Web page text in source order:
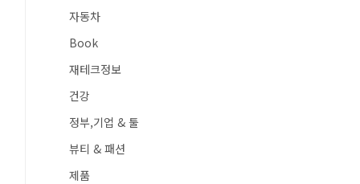
자동차
Book
재테크정보
건강
정부,기업 & 툴
뷰티 & 패션
제품